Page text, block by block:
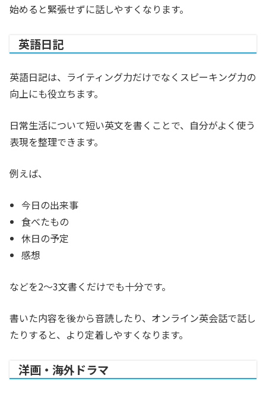
始めると緊張せずに話しやすくなります。
英語日記
英語日記は、ライティング力だけでなくスピーキング力の
向上にも役立ちます。
日常生活について短い英文を書くことで、自分がよく使う
表現を整理できます。
例えば、
今日の出来事
食べたもの
休日の予定
感想
などを2〜3文書くだけでも十分です。
書いた内容を後から音読したり、オンライン英会話で話し
たりすると、より定着しやすくなります。
洋画・海外ドラマ